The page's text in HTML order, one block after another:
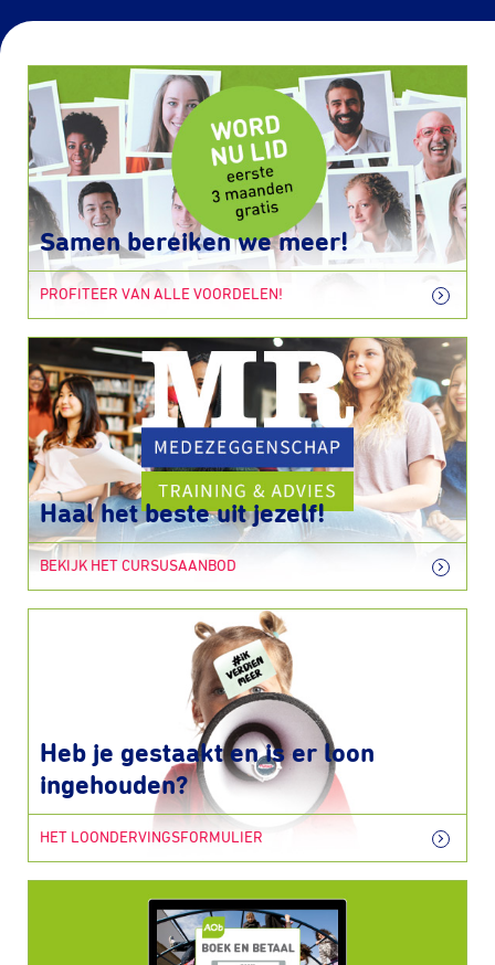
Samen bereiken we meer!
PROFITEER VAN ALLE VOORDELEN!
Haal het beste uit jezelf!
BEKIJK HET CURSUSAANBOD
Heb je gestaakt en is er loon
ingehouden?
HET LOONDERVINGSFORMULIER